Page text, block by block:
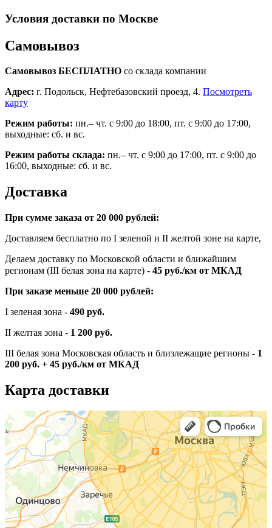
Условия доставки по Москве
Самовывоз
Самовывоз БЕСПЛАТНО со склада компании
Адрес: г. Подольск, Нефтебазовский проезд, 4. Посмотреть
карту
Режим работы: пн.– чт. с 9:00 до 18:00, пт. с 9:00 до 17:00,
выходные: сб. и вс.
Режим работы склада: пн.– чт. с 9:00 до 17:00, пт. с 9:00 до
16:00, выходные: сб. и вс.
Доставка
При сумме заказа от 20 000 рублей:
Доставляем бесплатно по I зеленой и II желтой зоне на карте,
Делаем доставку по Московской области и ближайшим
регионам (III белая зона на карте) - 45 руб./км от МКАД
При заказе меньше 20 000 рублей:
I зеленая зона - 490 руб.
II желтая зона - 1 200 руб.
III белая зона Московская область и близлежащие регионы - 1
200 руб. + 45 руб./км от МКАД
Карта доставки